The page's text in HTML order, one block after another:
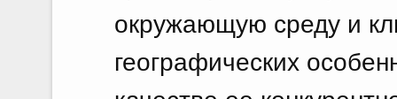
окружающую среду и
географических